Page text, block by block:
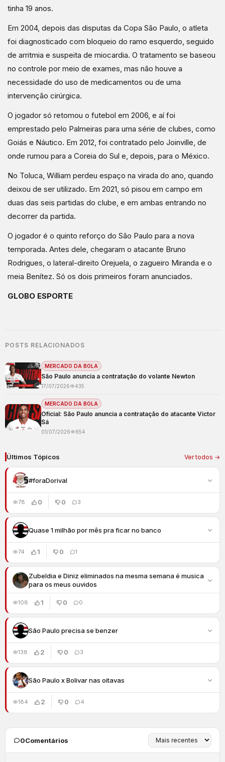
tinha 19 anos.
Em 2004, depois das disputas da Copa São Paulo, o atleta
foi diagnosticado com bloqueio do ramo esquerdo, seguido
de arritmia e suspeita de miocardia. O tratamento se baseou
no controle por meio de exames, mas não houve a
necessidade do uso de medicamentos ou de uma
intervenção cirúrgica.
O jogador só retomou o futebol em 2006, e aí foi
emprestado pelo Palmeiras para uma série de clubes, como
Goiás e Náutico. Em 2012, foi contratado pelo Joinville, de
onde rumou para a Coreia do Sul e, depois, para o México.
No Toluca, William perdeu espaço na virada do ano, quando
deixou de ser utilizado. Em 2021, só pisou em campo em
duas das seis partidas do clube, e em ambas entrando no
decorrer da partida.
O jogador é o quinto reforço do São Paulo para a nova
temporada. Antes dele, chegaram o atacante Bruno
Rodrigues, o lateral-direito Orejuela, o zagueiro Miranda e o
meia Benítez. Só os dois primeiros foram anunciados.
GLOBO ESPORTE
POSTS RELACIONADOS
MERCADO DA BOLA
São Paulo anuncia a contratação do volante Newton
17/07/2026 435
MERCADO DA BOLA
Oficial: São Paulo anuncia a contratação do atacante Victor
Sá
01/07/2026 654
Últimos Tópicos Ver todos →
#foraDorival
78 0 0 3
Quase 1 milhão por mês pra ficar no banco
74 1 0 1
Zubeldia e Diniz eliminados na mesma semana é musica
para os meus ouvidos
108 1 0 0
São Paulo precisa se benzer
138 2 0 3
São Paulo x Bolivar nas oitavas
184 2 0 4
0Comentários